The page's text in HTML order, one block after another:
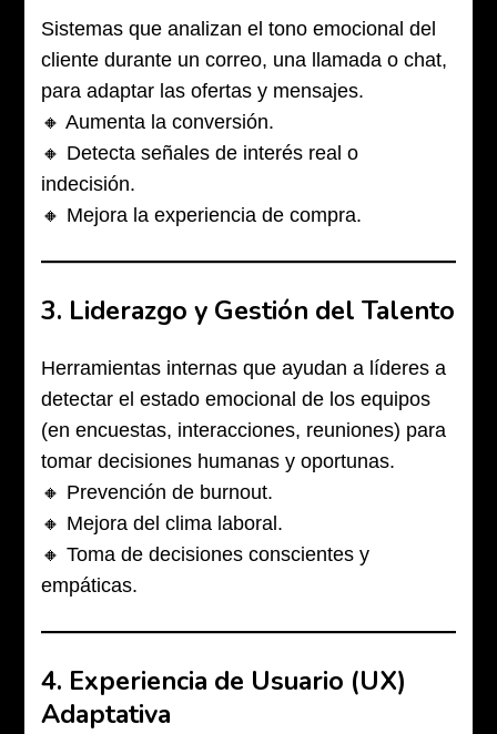
Sistemas que analizan el tono emocional del
cliente durante un correo, una llamada o chat,
para adaptar las ofertas y mensajes.
🔸 Aumenta la conversión.
🔸 Detecta señales de interés real o
indecisión.
🔸 Mejora la experiencia de compra.
3. Liderazgo y Gestión del Talento
Herramientas internas que ayudan a líderes a
detectar el estado emocional de los equipos
(en encuestas, interacciones, reuniones) para
tomar decisiones humanas y oportunas.
🔸 Prevención de burnout.
🔸 Mejora del clima laboral.
🔸 Toma de decisiones conscientes y
empáticas.
4. Experiencia de Usuario (UX)
Adaptativa